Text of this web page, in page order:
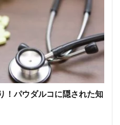
！パウダルコに隠された知